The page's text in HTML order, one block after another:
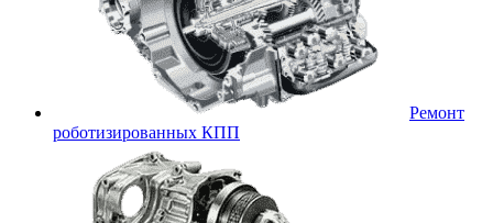
Ремонт
роботизированных КПП